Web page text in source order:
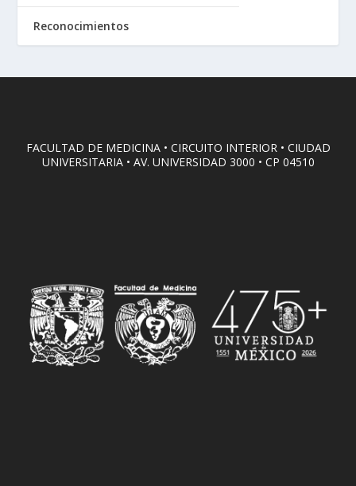
Reconocimientos
FACULTAD DE MEDICINA • CIRCUITO INTERIOR • CIUDAD
UNIVERSITARIA • AV. UNIVERSIDAD 3000 • CP 04510